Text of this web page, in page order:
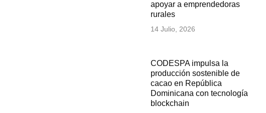
apoyar a emprendedoras
rurales
14 Julio, 2026
CODESPA impulsa la
producción sostenible de
cacao en República
Dominicana con tecnología
blockchain